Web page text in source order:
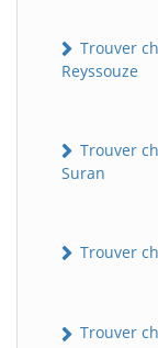
Trouver
Reyssouze
Trouver
Suran
Trouver
Trouver